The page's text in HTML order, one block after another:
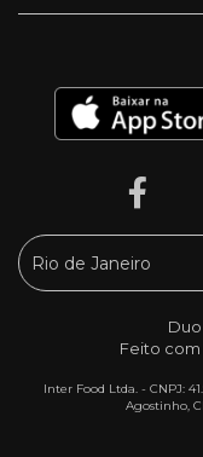
Feito
Inter Food Ltda. - CNPJ:
Agostinho,